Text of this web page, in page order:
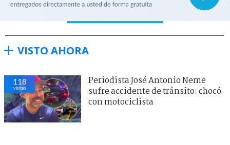
VISTO AHORA
118
visitas
Periodista José Antonio Neme
sufre accidente de tránsito: chocó
con motociclista